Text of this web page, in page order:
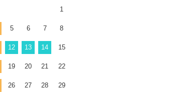
1
5 6 7 8
12 13 14 15
19 20 21 22
26 27 28 29